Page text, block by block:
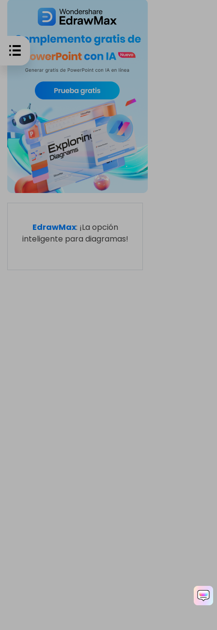
EdrawMax: ¡La opción
inteligente para diagramas!